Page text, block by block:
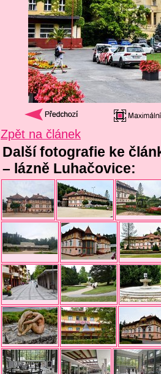
Zpět na článek
Další fotografie ke
– lázně Luhačovice: